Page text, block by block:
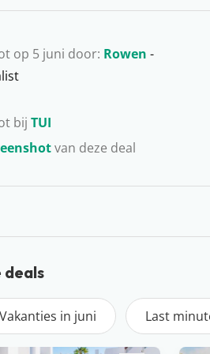
op 5 juni door: Rowen -
bij TUI
van deze deal
Het water op en
Vakanties in juni Last